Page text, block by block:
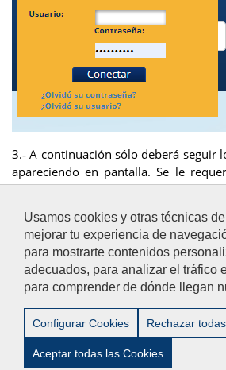
Usamos cookies y otras técnicas
mejorar tu experiencia de
para mostrarte contenidos
adecuados, para analizar el tráfico
para comprender de dónde llegan
Configurar Cookies Rechazar
Aceptar todas las Cookies
3.‐ A continuación sólo deberá seguir
apareciendo en pantalla. Se le
identidad con el que se registró en
contacto.
Aviso Legal / Privacidad /
© 2012-2024 Universidad Pablo de